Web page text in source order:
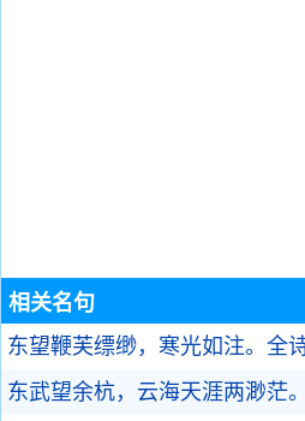
相关名句
东望鞭芙缥缈，寒光如注。 全
东武望余杭，云海天涯两渺茫。